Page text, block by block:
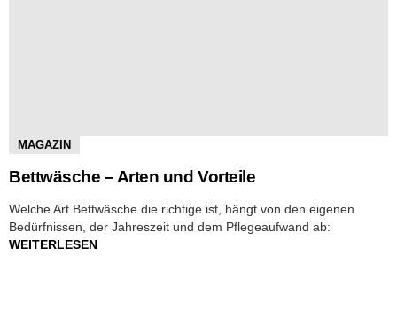
MAGAZIN
Bettwäsche – Arten und Vorteile
Welche Art Bettwäsche die richtige ist, hängt von den eigenen
Bedürfnissen, der Jahreszeit und dem Pflegeaufwand ab:
WEITERLESEN